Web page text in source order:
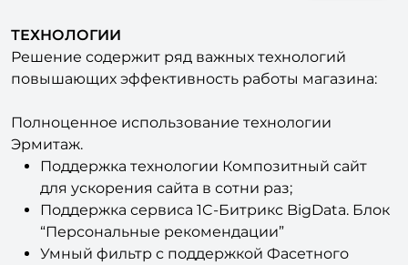
Решение содержит ряд важных технологий
повышающих эффективность работы магазина:
Эрмитаж.
для ускорения сайта в сотни раз;
Поддержка сервиса 1C-Битрикс BigData. Блок
“Персональные рекомендации”
Умный фильтр с поддержкой Фасетного
индекса;